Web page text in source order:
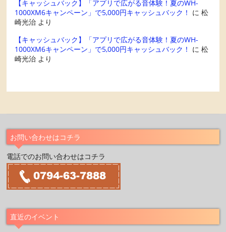
【キャッシュバック】「アプリで広がる音体験！夏のWH-
1000XM6キャンペーン」で5,000円キャッシュバック！ に松
崎光治 より
【キャッシュバック】「アプリで広がる音体験！夏のWH-
1000XM6キャンペーン」で5,000円キャッシュバック！ に松
崎光治 より
お問い合わせはコチラ
電話でのお問い合わせはコチラ
直近のイベント